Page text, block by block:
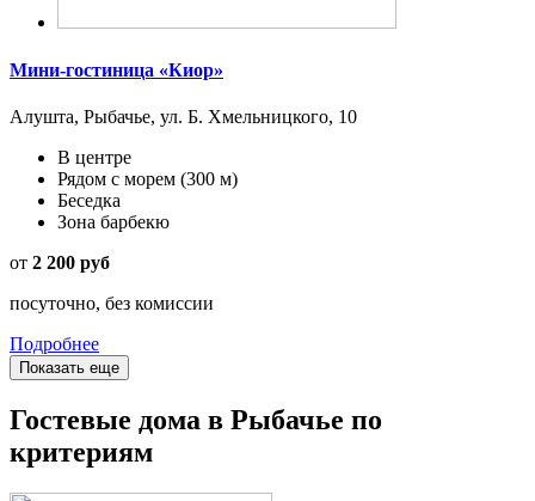
Мини-гостиница «Киор»
Алушта, Рыбачье, ул. Б. Хмельницкого, 10
В центре
Рядом с морем (300 м)
Беседка
Зона барбекю
от 2 200 руб
посуточно, без комиссии
Подробнее
Показать еще
Гостевые дома в Рыбачье по
критериям